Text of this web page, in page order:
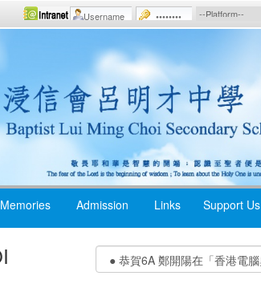
Memories Admission Links Support Us